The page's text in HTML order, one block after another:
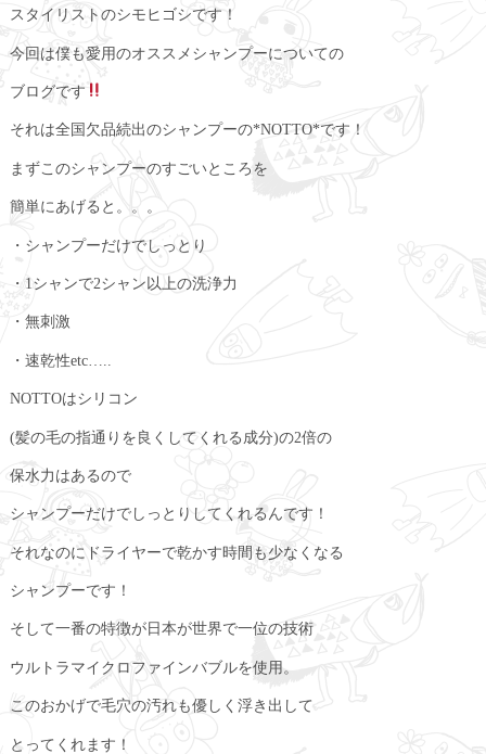
スタイリストのシモヒゴシです！
今回は僕も愛用のオススメシャンプーについての
ブログです
それは全国欠品続出のシャンプーの*NOTTO*です！
まずこのシャンプーのすごいところを
簡単にあげると。。。
・シャンプーだけでしっとり
・1シャンで2シャン以上の洗浄力
・無刺激
・速乾性etc…..
NOTTOはシリコン
(髪の毛の指通りを良くしてくれる成分)の2倍の
保水力はあるので
シャンプーだけでしっとりしてくれるんです！
それなのにドライヤーで乾かす時間も少なくなる
シャンプーです！
そして一番の特徴が日本が世界で一位の技術
ウルトラマイクロファインバブルを使用。
このおかげで毛穴の汚れも優しく浮き出して
とってくれます！